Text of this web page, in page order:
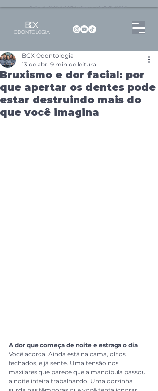
Dentista no Brooklin | São Paulo | SP Atendimento particular Rua Pitu, 72, Sala 65
Bruxismo e dor facial: por
que apertar os dentes pode
estar destruindo mais do
que você imagina
BCX Odontologia
13 de abr. 9 min de leitura
A dor que começa de noite e estraga o dia
Você acorda. Ainda está na cama, olhos
fechados, e já sente. Uma tensão nos
maxilares que parece que a mandíbula passou
a noite inteira trabalhando. Uma dorzinha